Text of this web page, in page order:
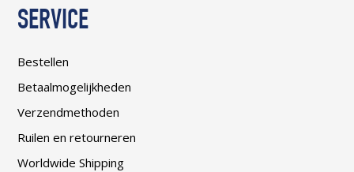
SERVICE
Bestellen
Betaalmogelijkheden
Verzendmethoden
Ruilen en retourneren
Worldwide Shipping